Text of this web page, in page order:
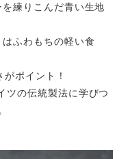
練りこんだ青い生地
ふわもちの軽い食
ポイント！
ツの伝統製法に学びつ